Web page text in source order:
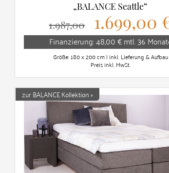
„BALANCE Seattle“
1.987,00 1.699,00
Finanzierung: 48,00 € mtl. 36
Größe: 180 x 200 cm | inkl. Lieferung & Aufbau
Preis inkl. MwSt.
zur BALANCE Kollektion »